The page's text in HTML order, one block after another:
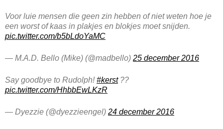
Voor luie mensen die geen zin hebben of niet weten hoe je
een worst of kaas in plakjes en blokjes moet snijden.
pic.twitter.com/b5bLdoYaMC
— M.A.D. Bello (Mike) (@madbello) 25 december 2016
Say goodbye to Rudolph!#kerst??
pic.twitter.com/HhbbEwLKzR
— Dyezzie (@dyezzieengel) 24 december 2016